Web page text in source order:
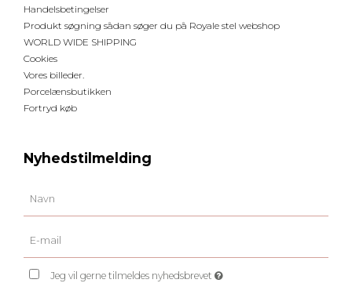
Handelsbetingelser
Produkt søgning sådan søger du på Royale stel webshop
WORLD WIDE SHIPPING
Cookies
Vores billeder.
Porcelænsbutikken
Fortryd køb
Nyhedstilmelding
Jeg vil gerne tilmeldes nyhedsbrevet